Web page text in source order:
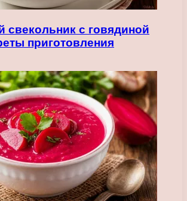
свекольник с говядиной
приготовления